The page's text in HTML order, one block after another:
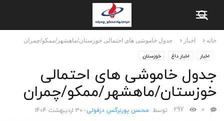
خانه اخبار جدول خاموشی های احتمالی خوزستان/ماهشهر/ممکو/چمران
اخبار اخبار داغ خوزستان
جدول خاموشی های احتمالی
خوزستان/ماهشهر/ممکو/چمران
توسط محسن پورنرگس دزفولی-30 اردیبهشت 1404 0
297